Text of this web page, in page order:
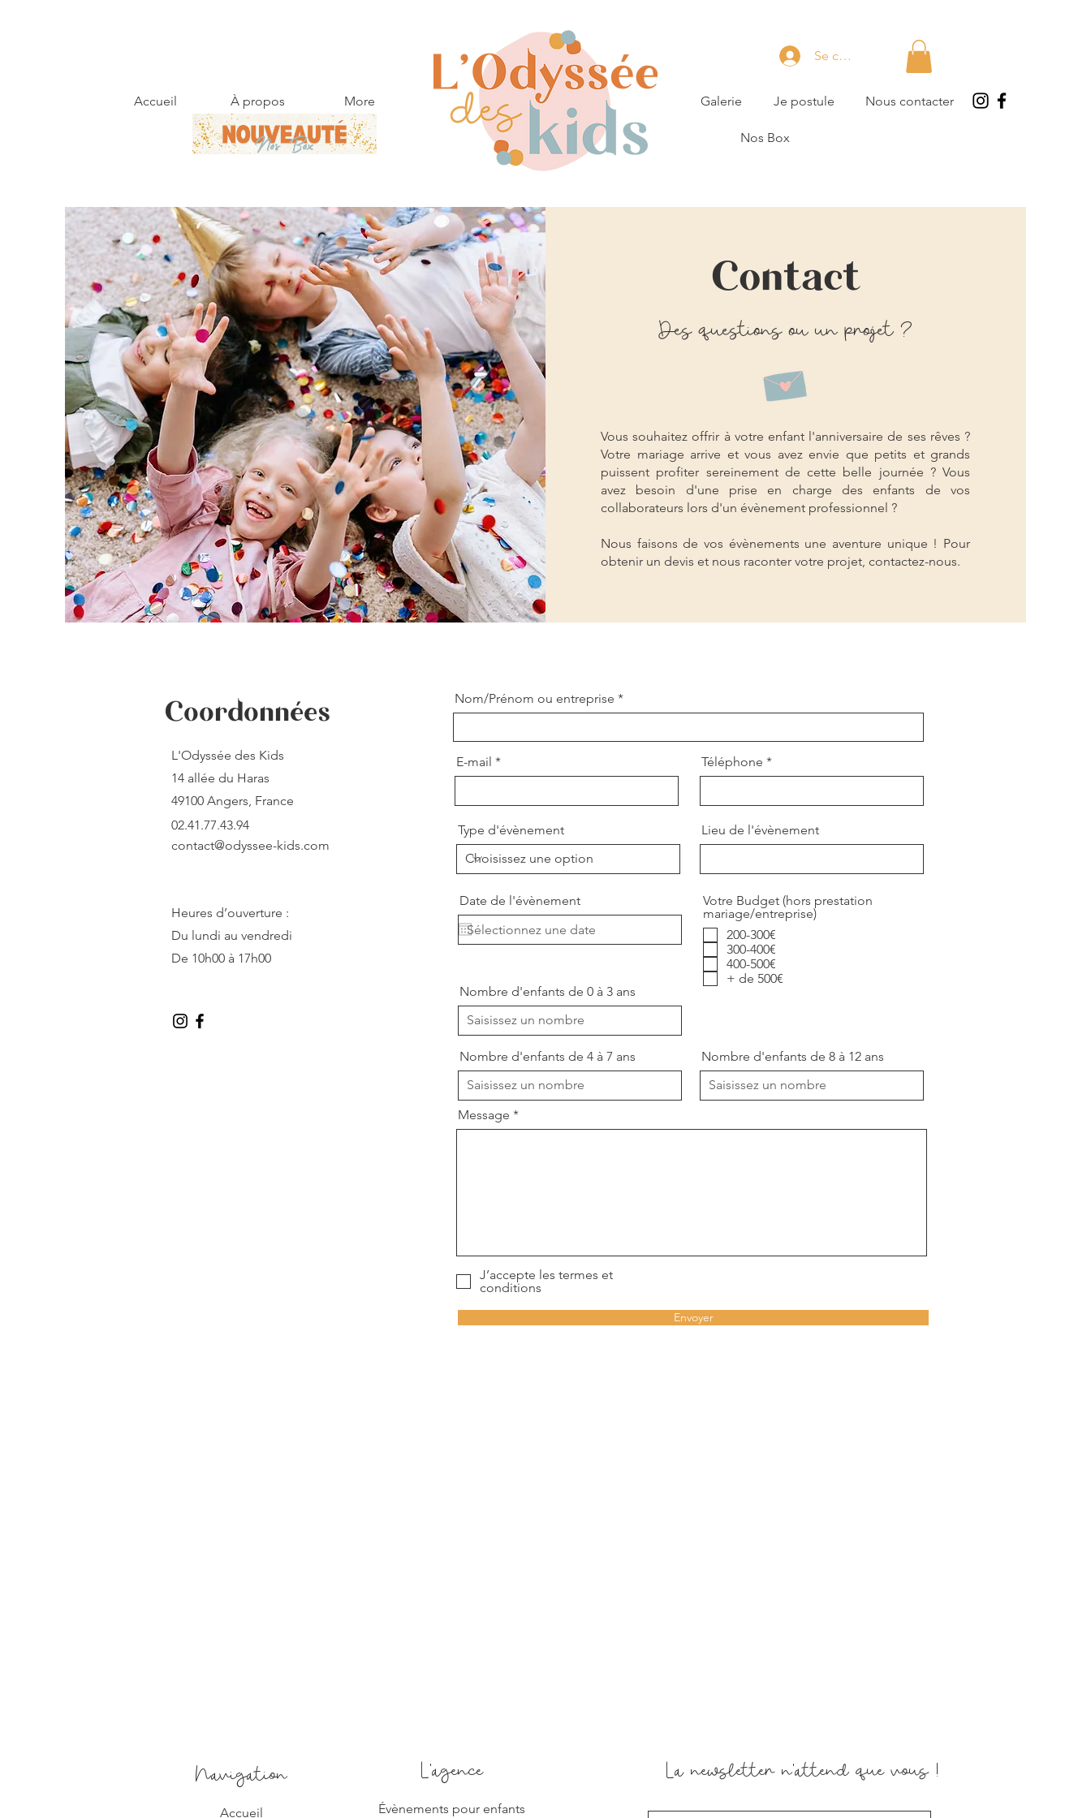
Accueil À propos More
Se connecter
Galerie Je postule Nous contacter
Nos Box
Contact
Des questions ou un projet ?
Vous souhaitez offrir à votre enfant l'anniversaire de ses rêves ?
Votre mariage arrive et vous avez envie que petits et grands
puissent profiter sereinement de cette belle journée ? Vous
avez besoin d'une prise en charge des enfants de vos
collaborateurs lors d'un évènement professionnel ?
Nous faisons de vos évènements une aventure unique ! Pour
obtenir un devis et nous raconter votre projet, contactez-nous.
Coordonnées
L'Odyssée des Kids
14 allée du Haras
49100 Angers, France
02.41.77.43.94
contact@odyssee-kids.com
Heures d’ouverture :
Du lundi au vendredi
De 10h00 à 17h00
Nom/Prénom ou entreprise
E-mail Téléphone
Type d'évènement Lieu de l'évènement
Date de l'évènement
Nombre d'enfants de 0 à 3 ans
Votre Budget (hors prestation
mariage/entreprise)
200-300€
300-400€
400-500€
+ de 500€
Nombre d'enfants de 4 à 7 ans Nombre d'enfants de 8 à 12 ans
Message
J’accepte les termes et
conditions
Envoyer
Navigation
Accueil
L'agence
Évènements pour enfants
La newsletter n'attend que vous !